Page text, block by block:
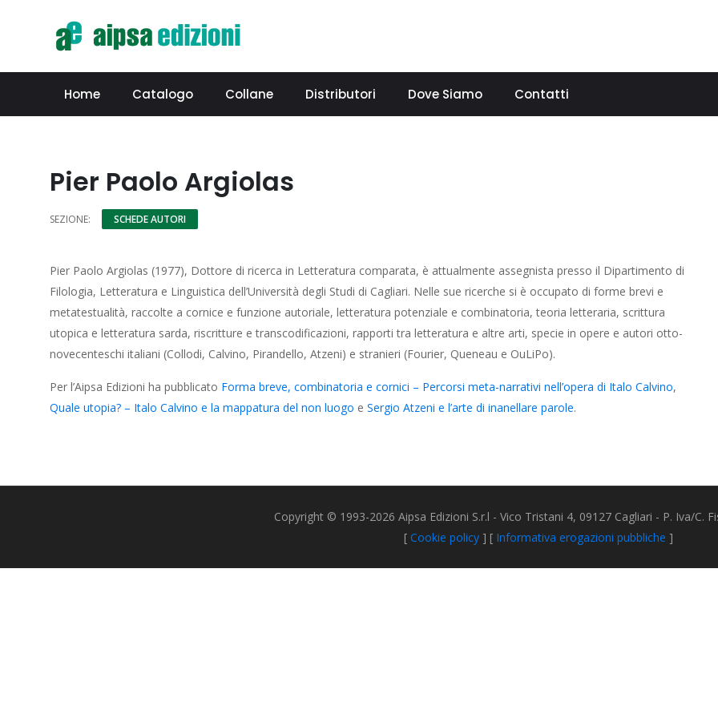
Home Catalogo Collane Distributori Dove Siamo Contatti
Pier Paolo Argiolas
SEZIONE: SCHEDE AUTORI
Pier Paolo Argiolas (1977), Dottore di ricerca in Letteratura comparata, è attualmente assegnista presso il Dipartimento di
Filologia, Letteratura e Linguistica dell’Università degli Studi di Cagliari. Nelle sue ricerche si è occupato di forme brevi e
metatestualità, raccolte a cornice e funzione autoriale, letteratura potenziale e combinatoria, teoria letteraria, scrittura
utopica e letteratura sarda, riscritture e transcodificazioni, rapporti tra letteratura e altre arti, specie in opere e autori otto-
novecenteschi italiani (Collodi, Calvino, Pirandello, Atzeni) e stranieri (Fourier, Queneau e OuLiPo).
Per l’Aipsa Edizioni ha pubblicato Forma breve, combinatoria e cornici – Percorsi meta-narrativi nell’opera di Italo Calvino,
Quale utopia? – Italo Calvino e la mappatura del non luogo e Sergio Atzeni e l’arte di inanellare parole.
Copyright © 1993-2026 Aipsa Edizioni S.r.l - Vico Tristani 4, 09127 Cagliari - P. Iva/C.
[ Cookie policy ] [ Informativa erogazioni pubbliche ]